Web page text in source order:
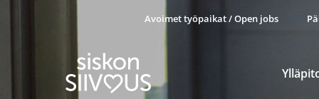
Avoimet työpaikat / Open jobs